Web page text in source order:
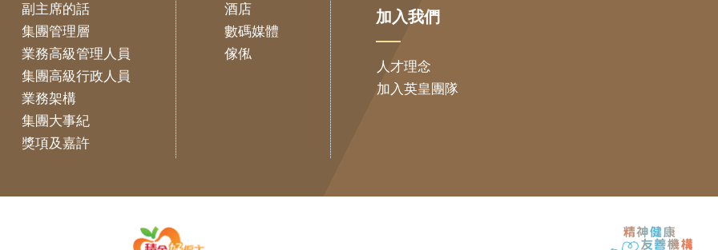
副主席的話
集團管理層
業務高級管理人員
集團高級行政人員
業務架構
集團大事紀
獎項及嘉許
酒店
數碼媒體
傢俬
加入我們
人才理念
加入英皇團隊